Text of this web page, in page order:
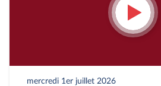
mercredi 1er juillet 2026